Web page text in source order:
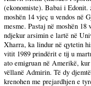
(ekonomiste). Babai i
moshën 14 vjeç u vendos në
mesme. Pastaj në moshën
ndjekur arsimin e lartë në
Xharra, ka lindur në qytetin
vitit 1989 prindërit e tij u
ato emigruan në Amerikë,
vëllanë Admirin. Të dy
krenohen me prejardhjen e